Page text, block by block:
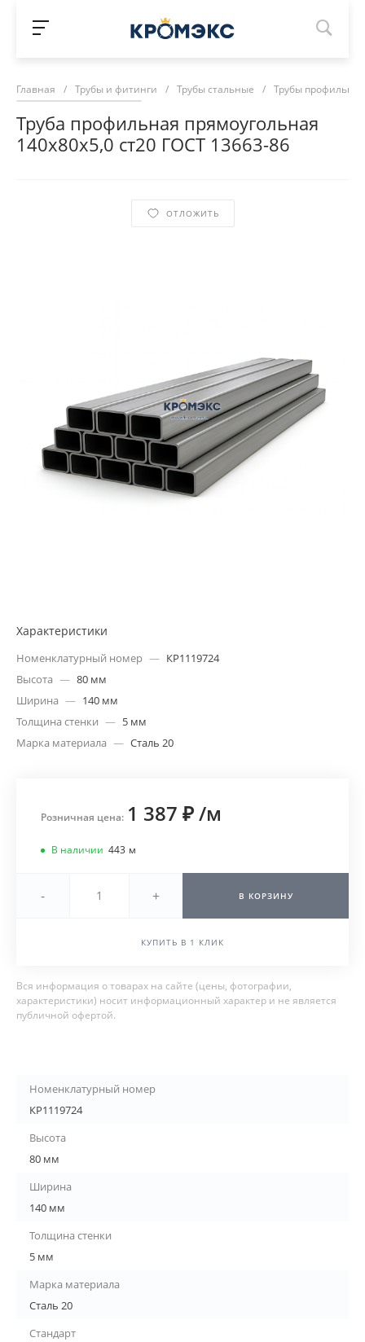
Главная / Трубы и фитинги / Трубы стальные / Трубы
Труба профильная прямоугольная
140х80х5,0 ст20 ГОСТ 13663-86
ОТЛОЖИТЬ
Характеристики
Номенклатурный номер — КР1119724
Высота — 80 мм
Ширина — 140 мм
Толщина стенки — 5 мм
Марка материала — Сталь 20
Розничная цена: 1 387 ₽/м
В наличии 443 м
- + В КОРЗИНУ
КУПИТЬ В 1 КЛИК
Вся информация о товарах на сайте (цены, фотографии,
характеристики) носит информационный характер и не является
публичной офертой.
Номенклатурный номер
КР1119724
Высота
80 мм
Ширина
140 мм
Толщина стенки
5 мм
Марка материала
Сталь 20
Стандарт